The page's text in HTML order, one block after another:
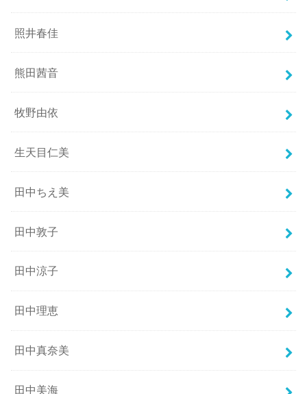
照井春佳
熊田茜音
牧野由依
生天目仁美
田中ちえ美
田中敦子
田中涼子
田中理恵
田中真奈美
田中美海